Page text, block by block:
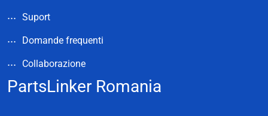
Suport
Domande frequenti
Collaborazione
PartsLinker Romania